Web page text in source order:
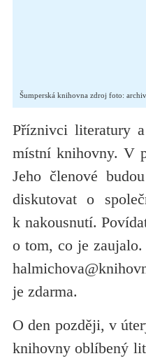
Šumperská knihovna zdroj foto: archiv
Příznivci literatury
místní knihovny. V
Jeho členové
diskutovat o
k nakousnutí.
o tom, co je
je zdarma.
O den později, v
knihovny oblíbený